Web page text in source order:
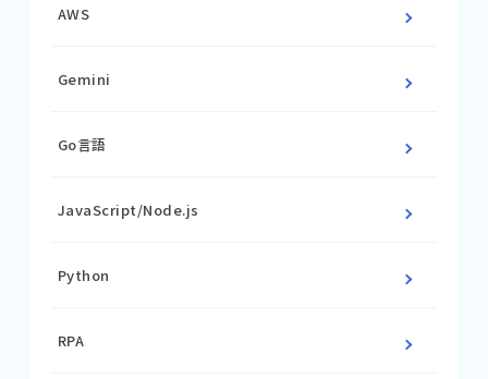
AWS
Gemini
Go言語
JavaScript/Node.js
Python
RPA